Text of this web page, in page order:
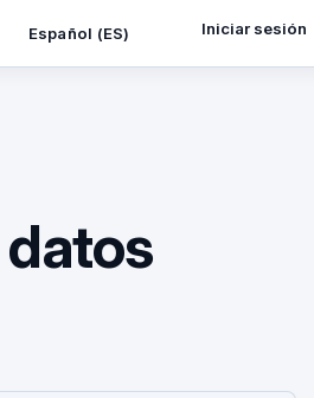
Español (ES) Iniciar sesión